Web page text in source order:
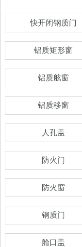
快开闭钢质门
铝质矩形窗
铝质舷窗
铝质移窗
人孔盖
防火门
防火窗
钢质门
舱口盖